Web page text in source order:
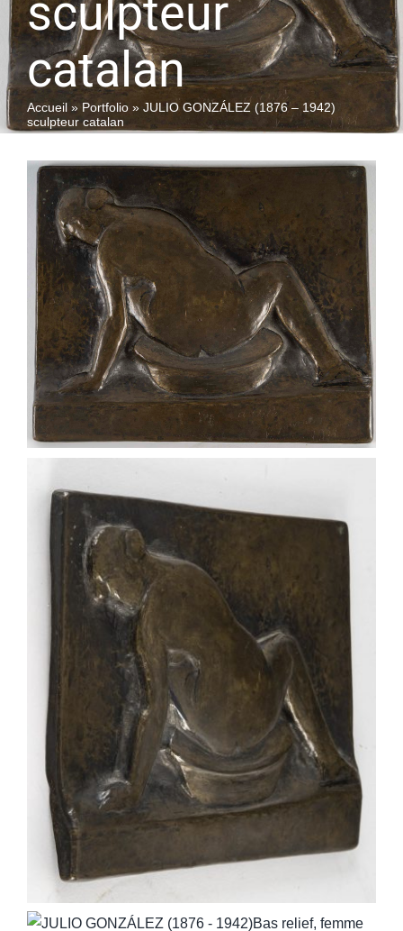
QUI SOMMES-NOUS
sculpteur
catalan
Accueil » Portfolio » JULIO GONZÁLEZ (1876 – 1942)
sculpteur catalan